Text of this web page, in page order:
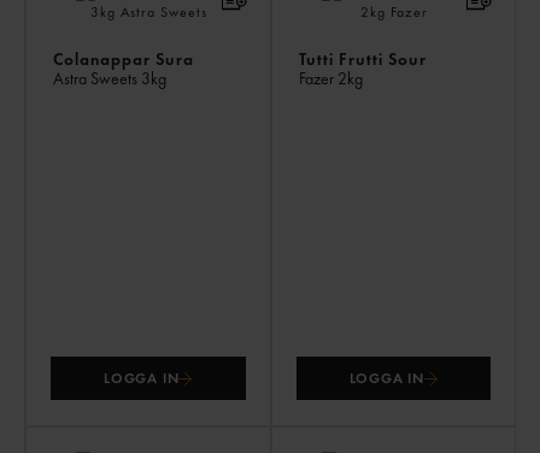
Colanappar Sura
Astra Sweets 3kg
LOGGA IN
Tutti Frutti Sour
Fazer 2kg
LOGGA IN